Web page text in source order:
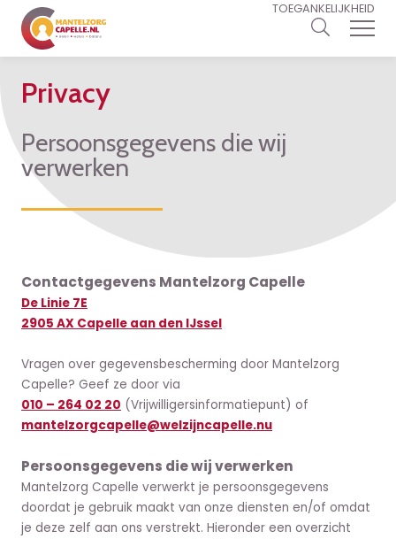
TOEGANKELIJKHEID
Privacy
Persoonsgegevens die wij
verwerken
Contactgegevens Mantelzorg Capelle
De Linie 7E
2905 AX Capelle aan den IJssel
Vragen over gegevensbescherming door Mantelzorg
Capelle? Geef ze door via
010 – 264 02 20 (Vrijwilligersinformatiepunt) of
mantelzorgcapelle@welzijncapelle.nu
Persoonsgegevens die wij verwerken
Mantelzorg Capelle verwerkt je persoonsgegevens
doordat je gebruik maakt van onze diensten en/of omdat
je deze zelf aan ons verstrekt. Hieronder een overzicht